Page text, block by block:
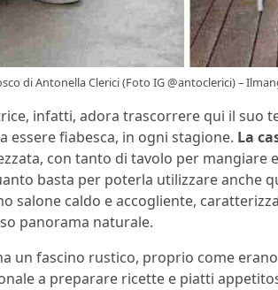
di Antonella Clerici (Foto IG @antoclerici) –
infatti, adora trascorrere qui il suo
essere fiabesca, in ogni stagione. La
con tanto di tavolo per mangiare
basta per poterla utilizzare anche
salone caldo e accogliente,
panorama naturale.
un fascino rustico, proprio come
a preparare ricette e piatti